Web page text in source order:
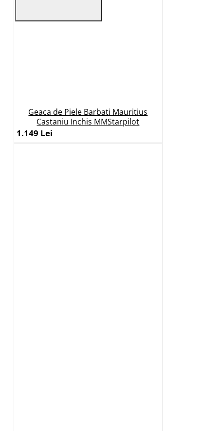
Geaca de Piele Barbati Mauritius
Castaniu Inchis MMStarpilot
1.149 Lei